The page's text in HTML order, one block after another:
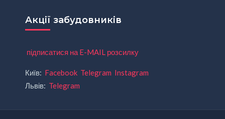
Акції забудовників
підписатися на E-MAIL розсилку
Київ: Facebook Telegram Instagram
Львів: Telegram